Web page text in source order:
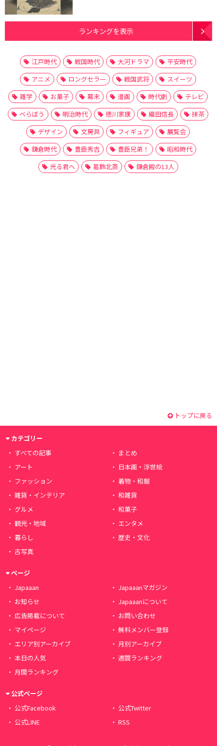
ランキングを表示
江戸時代 戦国時代 大河ドラマ
平安時代
アニメ
ロングセラー 戦国武将
スイーツ
雑学
お菓子 幕末 漫画 時代劇
テレビ
べらぼう
明治時代 徳川家康 織田信長
抹茶
デザイン
文房具 フィギュア
展覧会
鎌倉時代
豊臣秀吉 豊臣兄弟！
昭和時代
光る君へ
葛飾北斎 鎌倉殿の13人
トップに戻る
カテゴリー
すべての記事
まとめ
アート
日本画・浮世絵
ファッション
着物・和服
雑貨・インテリア
和雑貨
グルメ
和菓子
観光・地域
エンタメ
暮らし
歴史・文化
古写真
ページ
Japaaan
Japaaanマガジン
お知らせ
Japaaanについて
広告掲載について
お問い合わせ
マイページ
無料メンバー登録
エリア別アーカイブ
月別アーカイブ
本日の人気
週間ランキング
月間ランキング
公式ページ
公式Facebook
公式Twitter
公式LINE
RSS